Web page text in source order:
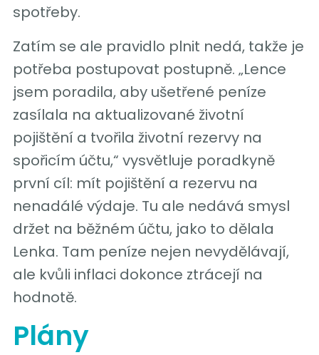
spotřeby.
Zatím se ale pravidlo plnit nedá, takže je
potřeba postupovat postupně. „Lence
jsem poradila, aby ušetřené peníze
zasílala na aktualizované životní
pojištění a tvořila životní rezervy na
spořicím účtu,“ vysvětluje poradkyně
první cíl: mít pojištění a rezervu na
nenadálé výdaje. Tu ale nedává smysl
držet na běžném účtu, jako to dělala
Lenka. Tam peníze nejen nevydělávají,
ale kvůli inflaci dokonce ztrácejí na
hodnotě.
Plány